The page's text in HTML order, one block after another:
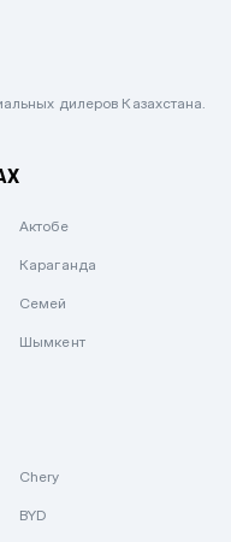
дилеров Казахстана.
Актобе
Караганда
Семей
Шымкент
Chery
BYD